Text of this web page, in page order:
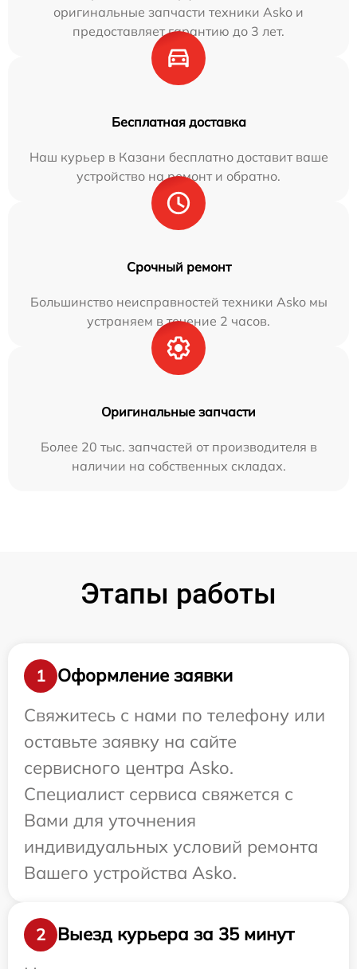
оригинальные запчасти техники Asko и
предоставляет гарантию до 3 лет.
Бесплатная доставка
Наш курьер в Казани бесплатно доставит ваше
устройство на ремонт и обратно.
Срочный ремонт
Большинство неисправностей техники Asko мы
устраняем в течение 2 часов.
Оригинальные запчасти
Более 20 тыс. запчастей от производителя в
наличии на собственных складах.
Этапы работы
1
Оформление заявки
Свяжитесь с нами по телефону или
оставьте заявку на сайте
сервисного центра Asko.
Специалист сервиса свяжется с
Вами для уточнения
индивидуальных условий ремонта
Вашего устройства Asko.
2
Выезд курьера за 35 минут